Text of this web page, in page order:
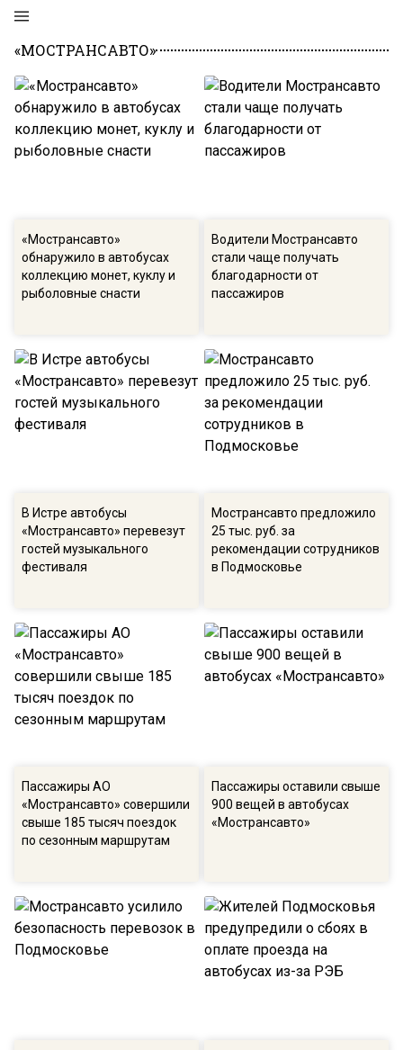
«МОСТРАНСАВТО»
«Мострансавто»
обнаружило в автобусах
коллекцию монет, куклу и
рыболовные снасти
Водители Мострансавто
стали чаще получать
благодарности от
пассажиров
В Истре автобусы
«Мострансавто» перевезут
гостей музыкального
фестиваля
Мострансавто предложило
25 тыс. руб. за
рекомендации сотрудников
в Подмосковье
Пассажиры АО
«Мострансавто» совершили
свыше 185 тысяч поездок
по сезонным маршрутам
Пассажиры оставили свыше
900 вещей в автобусах
«Мострансавто»